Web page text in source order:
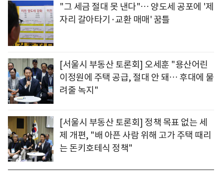
"그 세금 절대 못 낸다"… 양도세 공포에 '제
자리 갈아타기·교환 매매' 꿈틀
[서울시 부동산 토론회] 오세훈 "용산어린
이정원에 주택 공급, 절대 안 돼… 후대에 물
려줄 녹지"
[서울시 부동산 토론회] 정책 목표 없는 세
제 개편, "배 아픈 사람 위해 고가 주택 때리
는 돈키호테식 정책"